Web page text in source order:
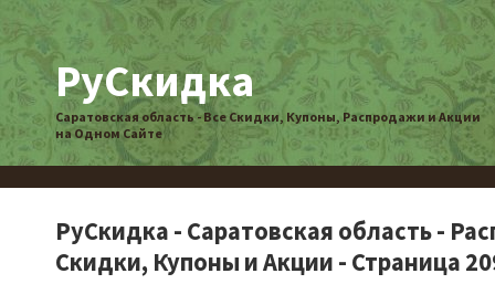
РуСкидка
Саратовская область - Все Скидки, Купоны, Распродажи и Акции
на Одном Сайте
РуСкидка - Саратовская область -
Скидки, Купоны и Акции - Страница